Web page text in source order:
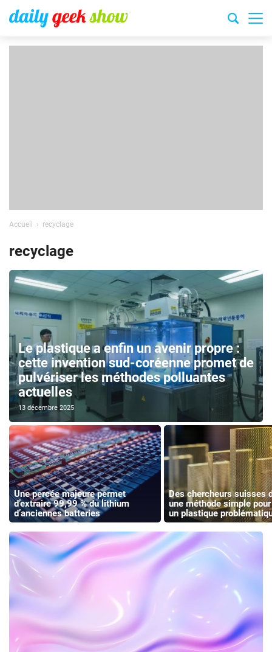
Accueil recyclage
recyclage
Le plastique a enfin un avenir propre :
cette invention sud-coréenne promet de
pulvériser les méthodes polluantes
actuelles
13 décembre 2025
Une percée majeure permet
d’extraire 99,99 % du lithium
d’anciennes batteries
Des chercheurs suisses
une méthode simple
un plastique